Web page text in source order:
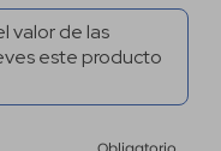
de
tu cupo.